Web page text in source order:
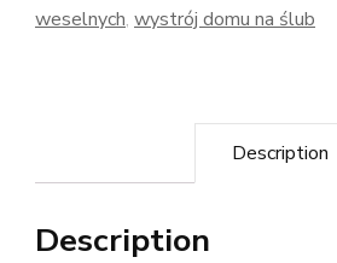
weselnych, wystrój domu na ślub
Description
Description